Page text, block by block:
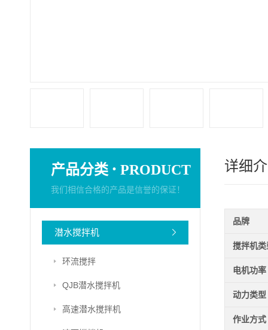
产品分类 · PRODUCT
我们相信合格的产品是信誉的保证！
潜水搅拌机
环流搅拌
QJB潜水搅拌机
高速潜水搅拌机
详细
品牌
搅拌机类
电机功率
动力类型
作业方式